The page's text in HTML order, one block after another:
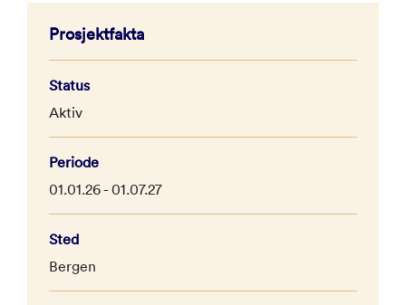
Prosjektfakta
Status
Aktiv
Periode
01.01.26 - 01.07.27
Sted
Bergen